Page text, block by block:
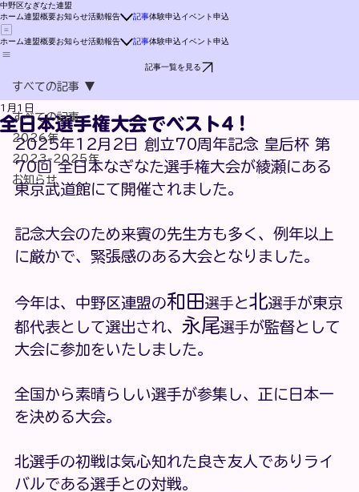
中野区なぎなた連盟
ホーム連盟概要お知らせ活動報告 記事体験申込イベント申込
ホーム連盟概要お知らせ活動報告 記事体験申込イベント申込
記事一覧を見る
すべての記事
2026年
2023-2025年
お知らせ
すべての記事
全日本選手権大会でベスト4！
1月1日
2025年12月2日 創立70周年記念 皇后杯 第
70回 全日本なぎなた選手権大会が綾瀬にある
東京武道館にて開催されました。
記念大会のため来賓の先生方も多く、例年以上
に厳かで、緊張感のある大会となりました。
今年は、中野区連盟の和田選手と北選手が東京
都代表として選出され、 永尾選手が監督として
大会に参加をいたしました。
全国から素晴らしい選手が参集し、正に日本一
を決める大会。
北選手の初戦は気心知れた良き友人でありライ
バルである選手との対戦。